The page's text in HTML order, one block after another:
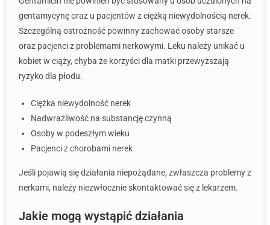
gentamycynę oraz u pacjentów z ciężką niewydolnością nerek.
Szczególną ostrożność powinny zachować osoby starsze
oraz pacjenci z problemami nerkowymi. Leku należy unikać u
kobiet w ciąży, chyba że korzyści dla matki przewyższają
ryzyko dla płodu.
Ciężka niewydolność nerek
Nadwrażliwość na substancję czynną
Osoby w podeszłym wieku
Pacjenci z chorobami nerek
Jeśli pojawią się działania niepożądane, zwłaszcza problemy z
nerkami, należy niezwłocznie skontaktować się z lekarzem.
Jakie mogą wystąpić działania